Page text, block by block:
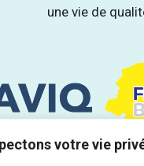
votre vie
une vie de